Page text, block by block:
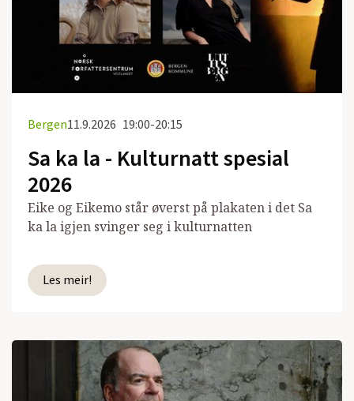
Bergen11.9.2026 19:00-20:15
Sa ka la - Kulturnatt spesial
2026
Eike og Eikemo står øverst på plakaten i det Sa
ka la igjen svinger seg i kulturnatten
Les meir!